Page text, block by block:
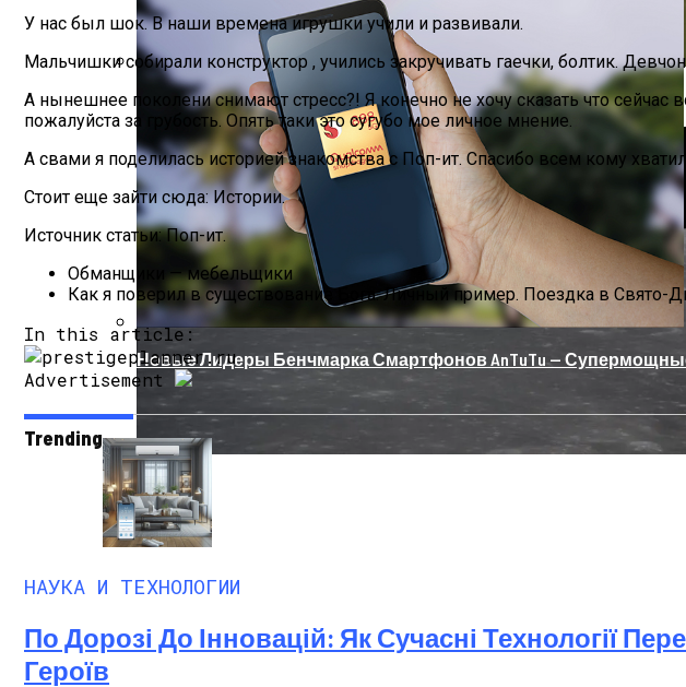
В Нидерландах Придумали Способ Очистить Реки От Пластика
Китай Готовит Путешествие К Луне
Новые Лидеры Бенчмарка Смартфонов AnTuTu — Супермощные
У нас был шок. В наши времена игрушки учили и развивали.
Мальчишки собирали конструктор , учились закручивать гаечки, болтик.
А нынешнее поколени снимают стресс?! Я конечно не хочу сказать что сейчас
пожалуйста за грубость. Опять таки это сугубо мое личное мнение.
А свами я поделилась историей знакомства с Поп-ит. Спасибо всем кому
Стоит еще зайти сюда: Истории.
Источник статьи: Поп-ит.
Обманщики — мебельщики
Как я поверил в существование Бога. Личный пример. Поездка в Свято-
In this article:
Advertisement
Trending
НАУКА И ТЕХНОЛОГИИ
По Дорозі До Інновацій: Як Сучасні Технології
Героїв